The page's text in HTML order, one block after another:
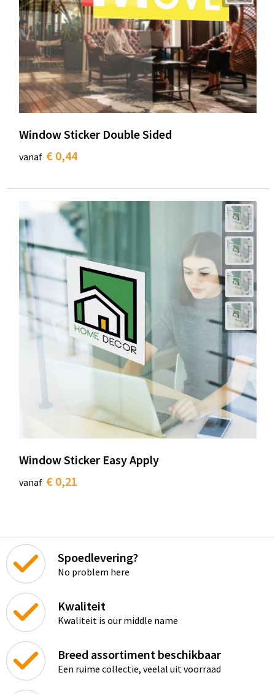
Window Sticker Double Sided
vanaf € 0,44
Window Sticker Easy Apply
vanaf € 0,21
Spoedlevering?
No problem here
Kwaliteit
Kwaliteit is our middle name
Breed assortiment beschikbaar
Een ruime collectie, veelal uit voorraad